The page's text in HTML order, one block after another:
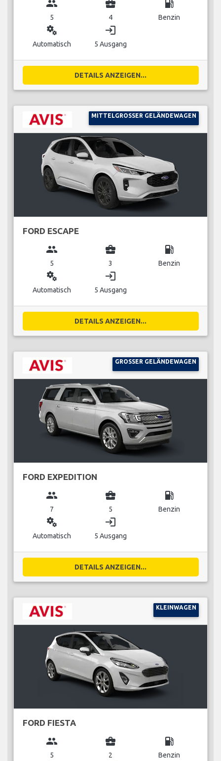
group
5
business_center
4
local_gas_station
Benzin
miscellaneous_services
Automatisch
login
5 Ausgang
DETAILS ANZEIGEN...
MITTELGROSSER GELÄNDEWAGEN
FORD ESCAPE
group
5
business_center
3
local_gas_station
Benzin
miscellaneous_services
Automatisch
login
5 Ausgang
DETAILS ANZEIGEN...
GROSSER GELÄNDEWAGEN
FORD EXPEDITION
group
7
business_center
5
local_gas_station
Benzin
miscellaneous_services
Automatisch
login
5 Ausgang
DETAILS ANZEIGEN...
KLEINWAGEN
FORD FIESTA
group
5
business_center
2
local_gas_station
Benzin